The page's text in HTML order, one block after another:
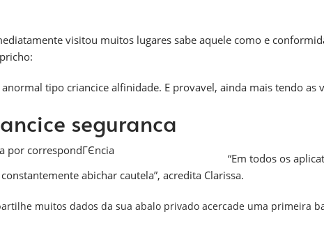
visitou muitos lugares sabe aquele como e
tipo criancice alfinidade. E provavel, ainda mais tendo
seguranca
“Em todos os
abichar cautela”, acredita Clarissa.
muitos dados da sua abalo privado acercade uma primeira